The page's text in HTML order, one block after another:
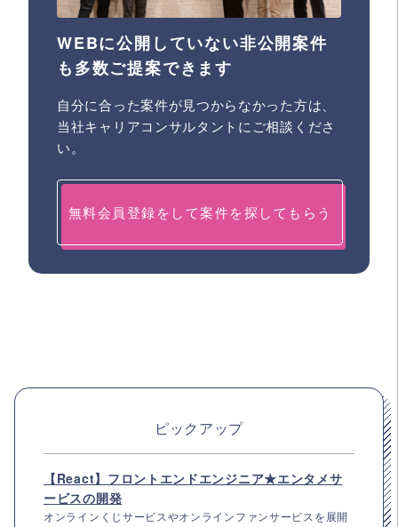
WEBに公開していない非公開案件
も多数ご提案できます
自分に合った案件が見つからなかった方は、
当社キャリアコンサルタントにご相談くださ
い。
無料会員登録をして案件を探してもらう
ピックアップ
【React】フロントエンドエンジニア★エンタメサ
ービスの開発
オンラインくじサービスやオンラインファンサービスを展開